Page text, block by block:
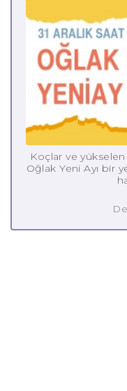
Koçlar ve
Oğlak Yeni Ayı bir